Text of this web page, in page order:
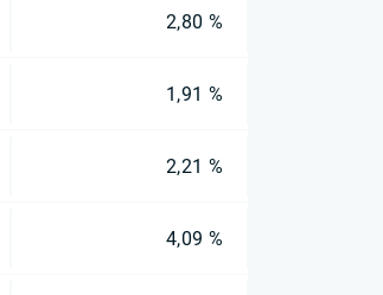
2,80 %
1,91 %
2,21 %
4,09 %